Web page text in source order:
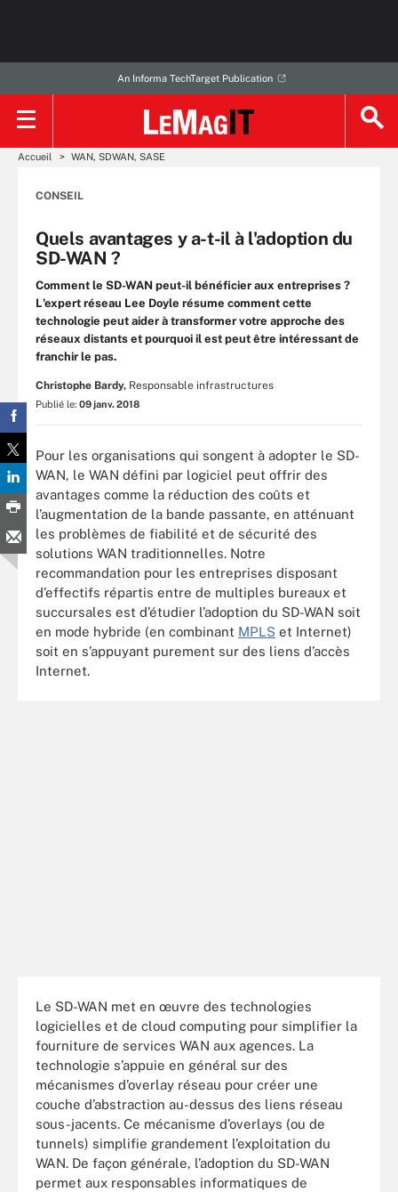
An Informa TechTarget Publication
Accueil WAN, SDWAN, SASE
CONSEIL
Quels avantages y a-t-il à l'adoption du
SD-WAN ?
Comment le SD-WAN peut-il bénéficier aux entreprises ?
L'expert réseau Lee Doyle résume comment cette
technologie peut aider à transformer votre approche des
réseaux distants et pourquoi il est peut être intéressant de
franchir le pas.
Christophe Bardy, Responsable infrastructures
Publié le: 09 janv. 2018
Pour les organisations qui songent à adopter le SD-
WAN, le WAN défini par logiciel peut offrir des
avantages comme la réduction des coûts et
l’augmentation de la bande passante, en atténuant
les problèmes de fiabilité et de sécurité des
solutions WAN traditionnelles. Notre
recommandation pour les entreprises disposant
d’effectifs répartis entre de multiples bureaux et
succursales est d’étudier l’adoption du SD-WAN soit
en mode hybride (en combinant MPLS et Internet)
soit en s’appuyant purement sur des liens d’accès
Internet.
Le SD-WAN met en œuvre des technologies
logicielles et de cloud computing pour simplifier la
fourniture de services WAN aux agences. La
technologie s’appuie en général sur des
mécanismes d’overlay réseau pour créer une
couche d’abstraction au-dessus des liens réseau
sous-jacents. Ce mécanisme d’overlays (ou de
tunnels) simplifie grandement l’exploitation du
WAN. De façon générale, l’adoption du SD-WAN
permet aux responsables informatiques de